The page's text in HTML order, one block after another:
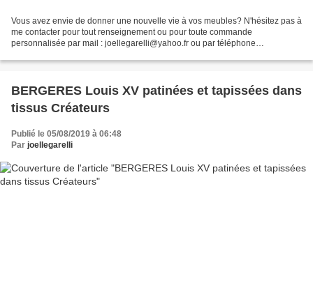
Vous avez envie de donner une nouvelle vie à vos meubles? N'hésitez pas à
me contacter pour tout renseignement ou pour toute commande
personnalisée par mail : joellegarelli@yahoo.fr ou par téléphone
BERGERES Louis XV patinées et tapissées dans
tissus Créateurs
Publié le 05/08/2019 à 06:48
Par joellegarelli